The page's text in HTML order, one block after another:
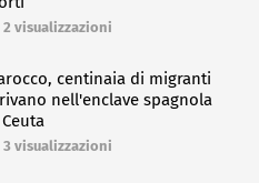
2 visualizzazioni
centinaia di migranti
nell'enclave spagnola
3 visualizzazioni